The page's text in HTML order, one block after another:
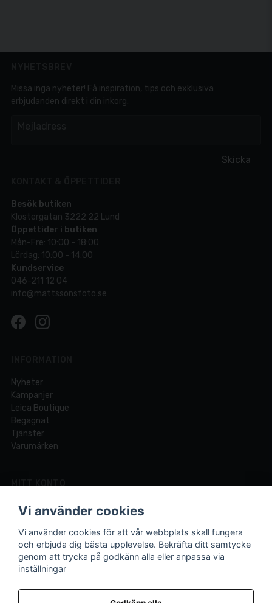
Skicka
Missa inga nyheter! Få inspiration, tips och exklusiva
erbjudanden direkt i din inkorg.
Besök butiken
Klostergatan 3222 22 Lund
Öppettider i butiken
Mån-Fre: 10:00 - 18:00
Lördag: 10:00 - 14:00
Kundservice
046-211 12 04
info@mattssonsfoto.se
Nyheter
Kampanjer
Leica Boutique
Begagnat
Tjänster
Varumärken
MITT KONTO
Logga in
Registrera dig
Glömt lösenord?
Vi är experter på foto och video med över 100 års
Vi använder cookies
Vi använder cookies för att vår webbplats skall fungera
och erbjuda dig bästa upplevelse. Bekräfta ditt samtycke
genom att trycka på godkänn alla eller anpassa via
inställningar